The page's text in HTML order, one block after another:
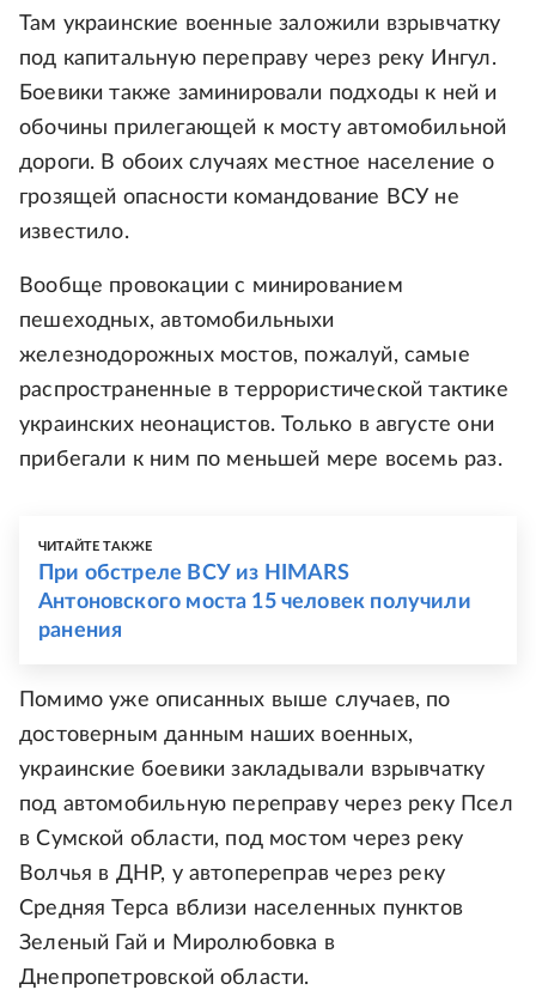
Там украинские военные заложили взрывчатку
под капитальную переправу через реку Ингул.
Боевики также заминировали подходы к ней и
обочины прилегающей к мосту автомобильной
дороги. В обоих случаях местное население о
грозящей опасности командование ВСУ не
известило.
Вообще провокации с минированием
пешеходных, автомобильныхи
железнодорожных мостов, пожалуй, самые
распространенные в террористической тактике
украинских неонацистов. Только в августе они
прибегали к ним по меньшей мере восемь раз.
ЧИТАЙТЕ ТАКЖЕ
При обстреле ВСУ из HIMARS
Антоновского моста 15 человек получили
ранения
Помимо уже описанных выше случаев, по
достоверным данным наших военных,
украинские боевики закладывали взрывчатку
под автомобильную переправу через реку Псел
в Сумской области, под мостом через реку
Волчья в ДНР, у автопереправ через реку
Средняя Терса вблизи населенных пунктов
Зеленый Гай и Миролюбовка в
Днепропетровской области.